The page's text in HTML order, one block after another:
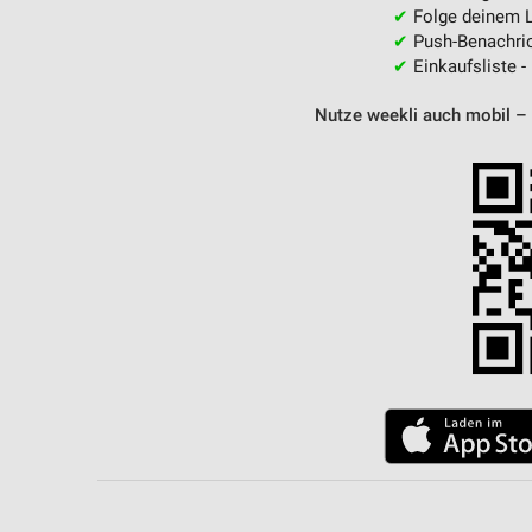
✔ Folge deinem
✔ Push-
✔ Einkaufsliste -
Nutze weekli auch mobil –